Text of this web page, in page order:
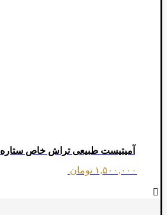
آمیتیست طبیعی تراش خاص ستاره
۱,۵۰۰,۰۰۰ تومان